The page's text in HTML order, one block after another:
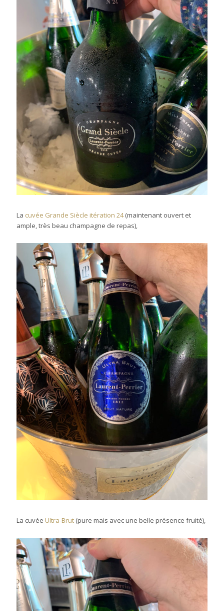
La cuvée Grande Siècle itération 24(maintenant ouvert et
ample, très beau champagne de repas),
La cuvée Ultra-Brut (pure mais avec une belle présence fruité),